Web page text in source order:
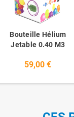
Bouteille Hélium
Jetable 0.40 M3
59,00 €